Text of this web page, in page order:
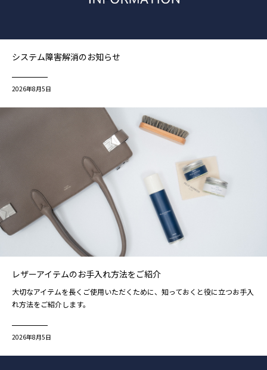
システム障害解消のお知らせ
2026年8月5日
レザーアイテムのお手入れ方法をご紹介
大切なアイテムを長くご使用いただくために、知っておくと役に立つお手入
れ方法をご紹介します。
2026年8月5日